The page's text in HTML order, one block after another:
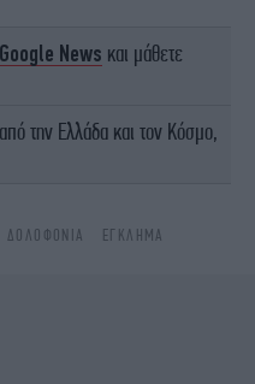
News και μάθετε
από την Ελλάδα και τον Κόσμο,
ΔΟΛΟΦΟΝΊΑ ΈΓΚΛΗΜΑ